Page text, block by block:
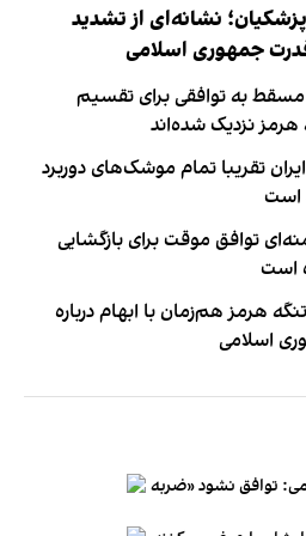
نشانه‌ای از تشدید
جمهوری اسلامی
مسقط به توافقی برای تقسیم
هرمز نزدیک شده‌اند
تقریبا تمام موشک‌های دوربرد
است
توافق موقت برای بازگشایی
است
هرمز هم‌زمان با ابهام درباره
اسلامی
توافق نشود «ضربه